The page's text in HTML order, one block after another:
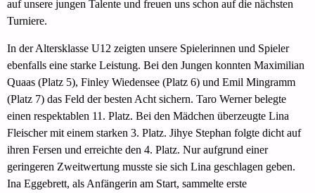
auf unsere jungen Talente und freuen uns schon auf die nächsten
Turniere.
In der Altersklasse U12 zeigten unsere Spielerinnen und Spieler
ebenfalls eine starke Leistung. Bei den Jungen konnten Maximilian
Quaas (Platz 5), Finley Wiedensee (Platz 6) und Emil Mingramm
(Platz 7) das Feld der besten Acht sichern. Taro Werner belegte
einen respektablen 11. Platz. Bei den Mädchen überzeugte Lina
Fleischer mit einem starken 3. Platz. Jihye Stephan folgte dicht auf
ihren Fersen und erreichte den 4. Platz. Nur aufgrund einer
geringeren Zweitwertung musste sie sich Lina geschlagen geben.
Ina Eggebrett, als Anfängerin am Start, sammelte erste